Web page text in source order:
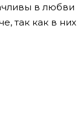
в
так как в